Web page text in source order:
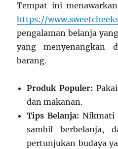
Tempat ini
https://
pengalaman belanja
yang menyenangkan
barang.
Produk Populer:
dan makanan.
Tips Belanja: Nikmati
sambil berbelanja,
pertunjukan budaya